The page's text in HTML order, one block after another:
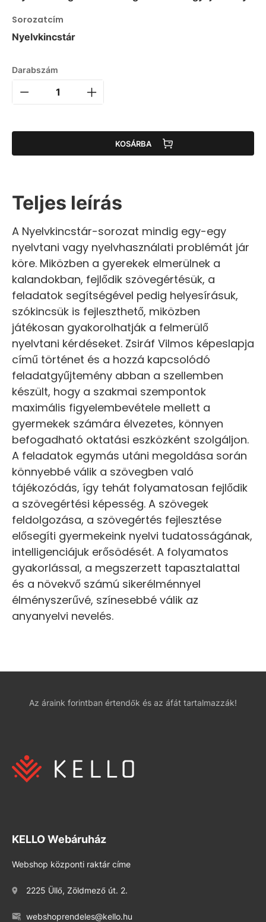
Sorozatcím
Nyelvkincstár
Darabszám
KOSÁRBA
Teljes leírás
A Nyelvkincstár-sorozat mindig egy-egy
nyelvtani vagy nyelvhasználati problémát jár
köre. Miközben a gyerekek elmerülnek a
kalandokban, fejlődik szövegértésük, a
feladatok segítségével pedig helyesírásuk,
szókincsük is fejleszthető, miközben
játékosan gyakorolhatják a felmerülő
nyelvtani kérdéseket. Zsiráf Vilmos képeslapja
című történet és a hozzá kapcsolódó
feladatgyűjtemény abban a szellemben
készült, hogy a szakmai szempontok
maximális figyelembevétele mellett a
gyermekek számára élvezetes, könnyen
befogadható oktatási eszközként szolgáljon.
A feladatok egymás utáni megoldása során
könnyebbé válik a szövegben való
tájékozódás, így tehát folyamatosan fejlődik
a szövegértési képesség. A szövegek
feldolgozása, a szövegértés fejlesztése
elősegíti gyermekeink nyelvi tudatosságának,
intelligenciájuk erősödését. A folyamatos
gyakorlással, a megszerzett tapasztalattal
és a növekvő számú sikerélménnyel
élményszerűvé, színesebbé válik az
anyanyelvi nevelés.
Az áraink forintban értendők és az áfát tartalmazzák!
KELLO Webáruház
Webshop központi raktár címe
2225 Üllő, Zöldmező út. 2.
webshoprendeles@kello.hu